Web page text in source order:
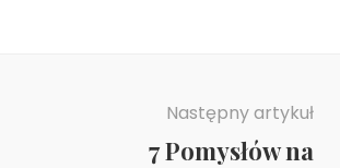
Następny artykuł
7 Pomysłów na